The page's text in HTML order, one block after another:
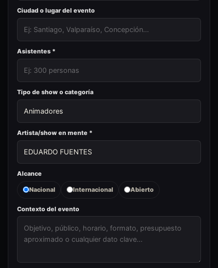
Ciudad o lugar del evento
Asistentes *
Tipo de show o categoría
Artista/show en mente *
Alcance
Nacional Internacional Abierto
Contexto del evento